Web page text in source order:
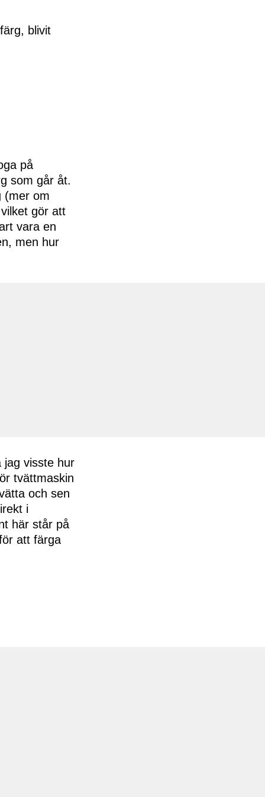
blivit
på
som går åt.
(mer om
gör att
vara en
men hur
jag visste hur
tvättmaskin
och sen
i
här står på
att färga